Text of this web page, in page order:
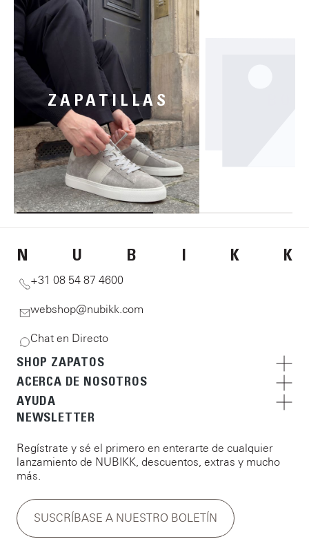
ZAPATILLAS
N U B I K K
+31 08 54 87 4600
webshop@nubikk.com
Chat en Directo
SHOP ZAPATOS
ACERCA DE NOSOTROS
AYUDA
NEWSLETTER
Regístrate y sé el primero en enterarte de cualquier
lanzamiento de NUBIKK, descuentos, extras y mucho
más.
SUSCRÍBASE A NUESTRO BOLETÍN